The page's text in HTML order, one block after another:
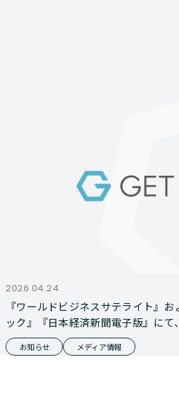
2026.04.24
『ワールドビジネスサテライト』
ック』『日本経済新聞電子版』にて
本業務提携が報じられました
お知らせ メディア情報